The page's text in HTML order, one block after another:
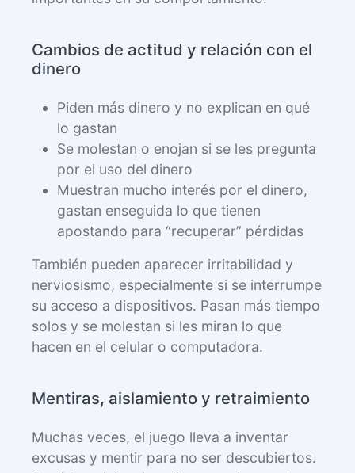
Cambios de actitud y relación con el
dinero
Piden más dinero y no explican en qué
lo gastan
Se molestan o enojan si se les pregunta
por el uso del dinero
Muestran mucho interés por el dinero,
gastan enseguida lo que tienen
apostando para “recuperar” pérdidas
También pueden aparecer irritabilidad y
nerviosismo, especialmente si se interrumpe
su acceso a dispositivos. Pasan más tiempo
solos y se molestan si les miran lo que
hacen en el celular o computadora.
Mentiras, aislamiento y retraimiento
Muchas veces, el juego lleva a inventar
excusas y mentir para no ser descubiertos.